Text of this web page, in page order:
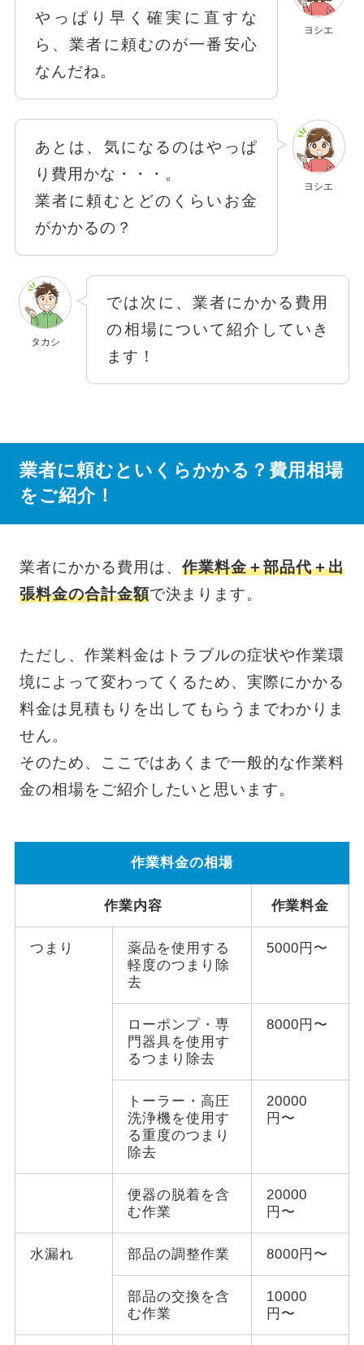
ヨシエ
やっぱり早く確実に直すな
ら、業者に頼むのが一番安心
なんだね。
あとは、気になるのはやっぱ
り費用かな・・・。
業者に頼むとどのくらいお金
がかかるの？
ヨシエ
タカシ
では次に、業者にかかる費用
の相場について紹介していき
ます！
業者に頼むといくらかかる？費用相場
をご紹介！
業者にかかる費用は、作業料金＋部品代＋出
張料金の合計金額で決まります。
ただし、作業料金はトラブルの症状や作業環
境によって変わってくるため、実際にかかる
料金は見積もりを出してもらうまでわかりま
せん。
そのため、ここではあくまで一般的な作業料
金の相場をご紹介したいと思います。
作業料金の相場
作業内容 作業料金
つまり
薬品を使用する
軽度のつまり除
去
5000円〜
ローポンプ・専
門器具を使用す
るつまり除去
8000円〜
トーラー・高圧
洗浄機を使用す
る重度のつまり
除去
20000
円〜
便器の脱着を含
む作業
20000
円〜
水漏れ 部品の調整作業 8000円〜
部品の交換を含
む作業
10000
円〜